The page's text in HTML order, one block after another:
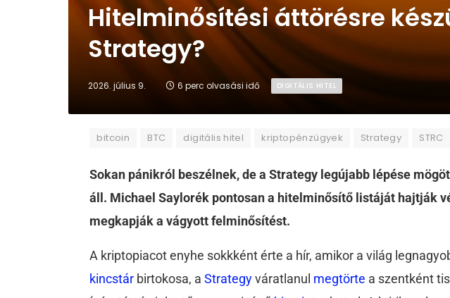
Hitelminősítési áttörésre
Strategy?
2026. július 9. 6 perc olvasási idő DIGITÁLIS HITEL
bitcoin BTC digitális hitel kriptopénzügyek Strategy STRC
Sokan pánikról beszélnek, de a Strategy legújabb lépése
áll. Michael Saylorék pontosan a hitelminősítő listáját hajtják
megkapják a vágyott felminősítést.
A kriptopiacot enyhe sokkként érte a hír, amikor a világ
kincstár birtokosa, aStrategyváratlanul megtörte a szentként